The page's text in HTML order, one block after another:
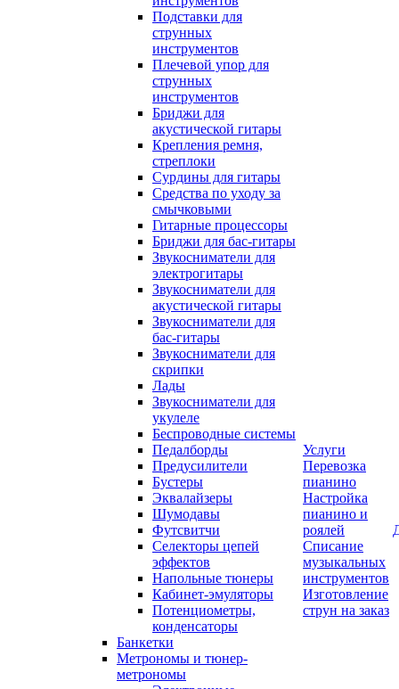
Подставки для
струнных
инструментов
Плечевой упор для
струнных
инструментов
Бриджи для
акустической гитары
Крепления ремня,
стреплоки
Сурдины для гитары
Средства по уходу за
смычковыми
Гитарные процессоры
Бриджи для бас-гитары
Звукосниматели для
электрогитары
Звукосниматели для
акустической гитары
Звукосниматели для
бас-гитары
Звукосниматели для
скрипки
Лады
Звукосниматели для
укулеле
Беспроводные системы
Педалборды
Предусилители
Бустеры
Эквалайзеры
Шумодавы
Футсвитчи
Селекторы цепей
эффектов
Напольные тюнеры
Кабинет-эмуляторы
Потенциометры,
конденсаторы
Банкетки
Метрономы и тюнер-
метрономы
Услуги
Перевозка
пианино
Настройка
пианино и
роялей
Списание
музыкальных
инструментов
Изготовление
струн на заказ